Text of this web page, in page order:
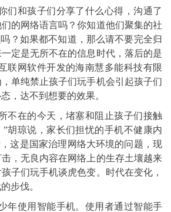
和孩子们分享了什么心得，沟通了
的网络语言吗？你知道他们聚集的社
？如果都不知道，那么请不要完全归
定是无所不在的信息时代，落后的是
联网软件开发的海南慧多能科技有限
单纯禁止孩子们玩手机会引起孩子们
，达不到想要的效果。
在的今天，堵塞和阻止孩子们接触
胡琼说，家长们担忧的手机不健康内
这是国家治理网络大环境的问题，现
，无良内容在网络上的生存土壤越来
子们玩手机谈虎色变。时代在变化，
步伐。
使用智能手机。使用者通过智能手